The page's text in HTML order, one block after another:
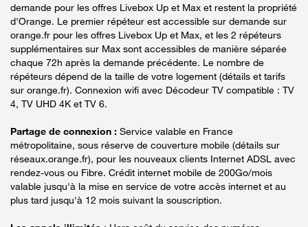
demande pour les offres Livebox Up et Max et restent la propriété
d'Orange. Le premier répéteur est accessible sur demande sur
orange.fr pour les offres Livebox Up et Max, et les 2 répéteurs
supplémentaires sur Max sont accessibles de manière séparée
chaque 72h après la demande précédente. Le nombre de
répéteurs dépend de la taille de votre logement (détails et tarifs
sur orange.fr). Connexion wifi avec Décodeur TV compatible : TV
4, TV UHD 4K et TV 6.
Partage de connexion : Service valable en France
métropolitaine, sous réserve de couverture mobile (détails sur
réseaux.orange.fr), pour les nouveaux clients Internet ADSL avec
rendez-vous ou Fibre. Crédit internet mobile de 200Go/mois
valable jusqu'à la mise en service de votre accès internet et au
plus tard jusqu'à 12 mois suivant la souscription.